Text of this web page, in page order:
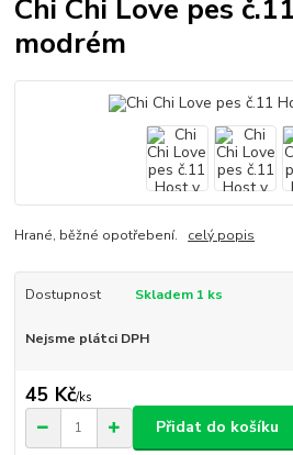
Chi Chi Love pes
modrém
Hrané, běžné opotřebení. celý popis
Dostupnost Skladem 1 ks
Nejsme plátci DPH
45 Kč/ks
Přidat do košíku